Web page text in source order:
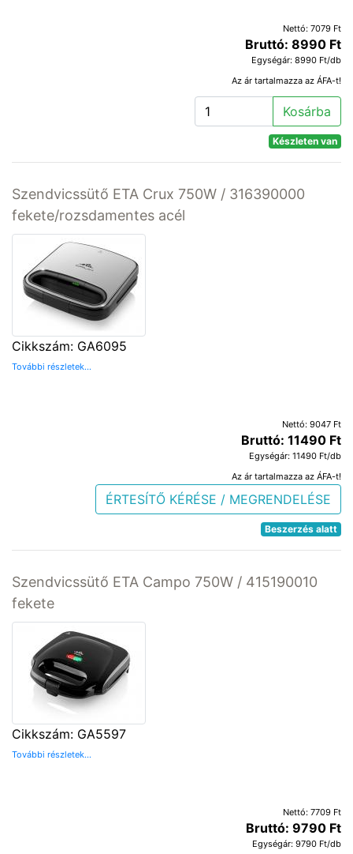
Nettó: 7079 Ft
Bruttó: 8990 Ft
Egységár: 8990 Ft/db
Az ár tartalmazza az ÁFA-t!
Kosárba
Készleten van
Szendvicssütő ETA Crux 750W / 316390000
fekete/rozsdamentes acél
Cikkszám: GA6095
További részletek...
Nettó: 9047 Ft
Bruttó: 11490 Ft
Egységár: 11490 Ft/db
Az ár tartalmazza az ÁFA-t!
ÉRTESÍTŐ KÉRÉSE / MEGRENDELÉSE
Beszerzés alatt
Szendvicssütő ETA Campo 750W / 415190010
fekete
Cikkszám: GA5597
További részletek...
Nettó: 7709 Ft
Bruttó: 9790 Ft
Egységár: 9790 Ft/db